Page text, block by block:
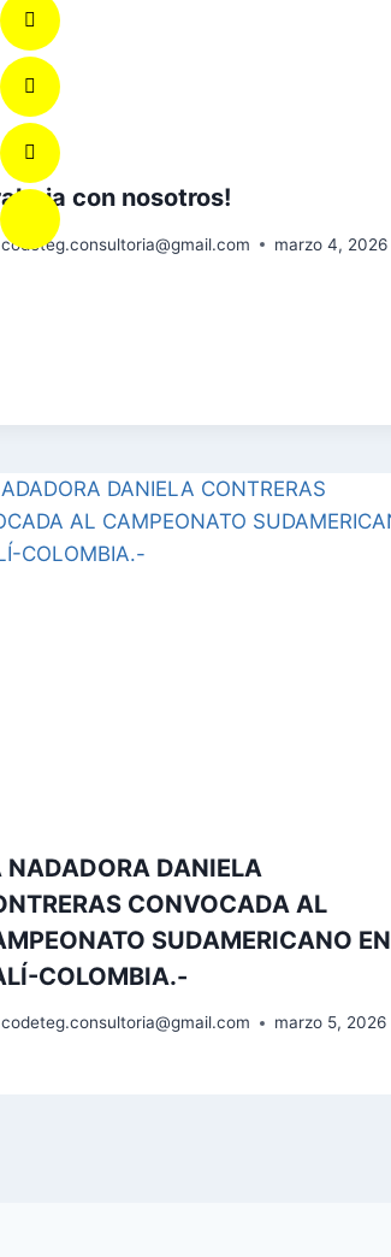
con nosotros!
codeteg.consultoria@gmail.com marzo 4, 2026
NADADORA DANIELA
CONVOCADA AL
SUDAMERICANO EN
COLOMBIA.-
codeteg.consultoria@gmail.com marzo 5, 2026